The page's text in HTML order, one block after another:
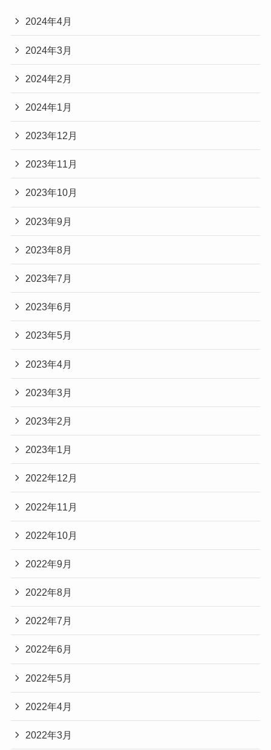
2024年4月
2024年3月
2024年2月
2024年1月
2023年12月
2023年11月
2023年10月
2023年9月
2023年8月
2023年7月
2023年6月
2023年5月
2023年4月
2023年3月
2023年2月
2023年1月
2022年12月
2022年11月
2022年10月
2022年9月
2022年8月
2022年7月
2022年6月
2022年5月
2022年4月
2022年3月